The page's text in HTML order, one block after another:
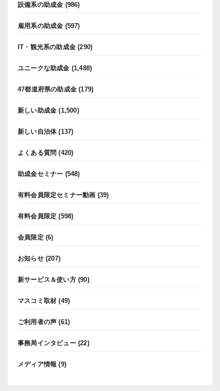
設備系の助成金 (986)
雇用系の助成金 (597)
IT・観光系の助成金 (290)
ユニークな助成金 (1,488)
47都道府県の助成金 (179)
新しい助成金 (1,500)
新しい自治体(137)
よくある質問 (420)
助成金セミナー (548)
有料会員限定セミナー動画 (39)
有料会員限定 (598)
会員限定 (6)
お知らせ(207)
新サービス＆使い方(90)
マスコミ取材 (49)
ご利用者の声 (61)
事務局インタビュー(22)
メディア情報 (9)